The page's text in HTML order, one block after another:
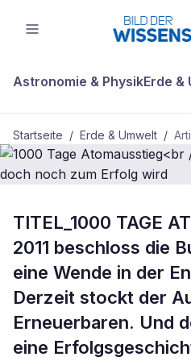
Astronomie & PhysikErde &
Startseite / Erde & Umwelt /
1000 Tage
die Energiewende
Erfolg wird
TITEL_1000 TAGE
2011 beschloss die
eine Wende in der
Derzeit stockt der
Erneuerbaren. Und
eine